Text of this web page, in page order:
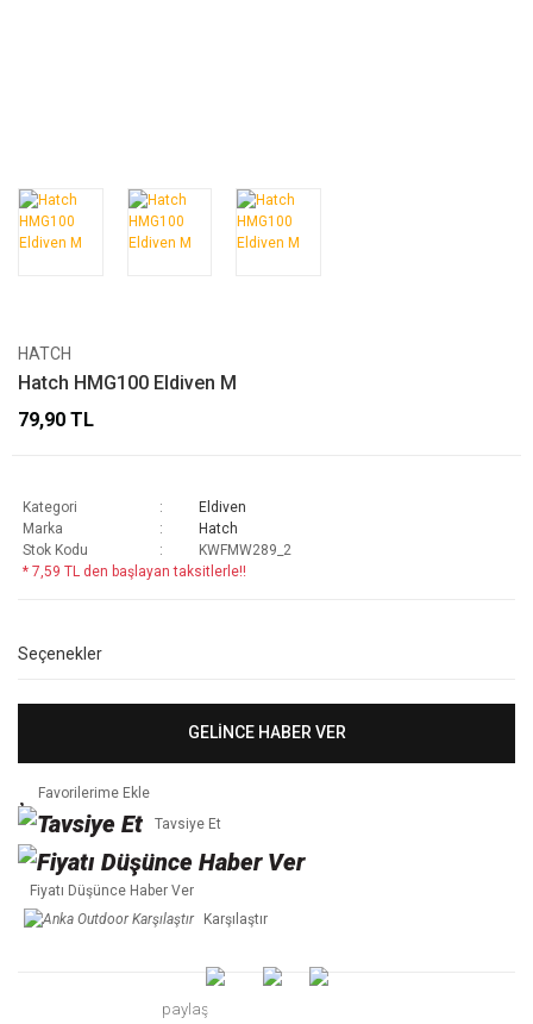
HATCH
Hatch HMG100 Eldiven M
79,90 TL
Kategori
Eldiven
Marka
Hatch
Stok Kodu
KWFMW289_2
* 7,59 TL den başlayan taksitlerle!!
Seçenekler
GELİNCE HABER VER
Tavsiye Et
Fiyatı Düşünce Haber Ver
Karşılaştır
paylaş